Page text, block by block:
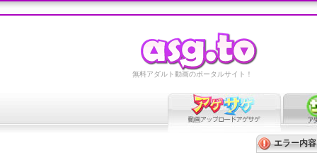
無料アダルト動画のポータルサイト！
エラー内容